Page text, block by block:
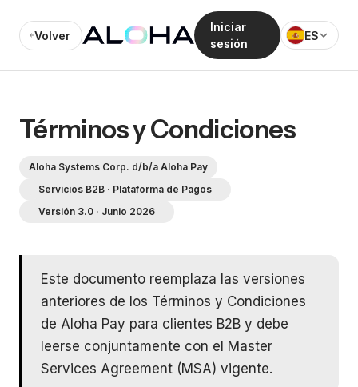
Volver
Iniciar
sesión
ES
Términos y Condiciones
Aloha Systems Corp. d/b/a Aloha Pay
Servicios B2B · Plataforma de Pagos
Versión 3.0 · Junio 2026
Este documento reemplaza las versiones
anteriores de los Términos y Condiciones
de Aloha Pay para clientes B2B y debe
leerse conjuntamente con el Master
Services Agreement (MSA) vigente.